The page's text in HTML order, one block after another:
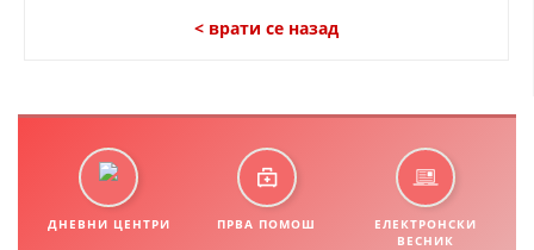
ИСТОРИЈАТ НА ЦКРСМ
ИСТОРИЈАТ НА ДВИЖЕЊЕТО
< врати се назад
ДНЕВНИ ЦЕНТРИ ПРВА ПОМОШ
ЕЛЕКТРОНСКИ
ВЕСНИК